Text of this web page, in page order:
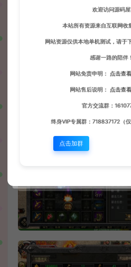
欢迎访问源码屋
本站所有资源来自互联网收
网站资源仅供本地单机测试，请于
感谢一路的陪伴！
网站免责申明： 点击查
网站售后说明： 点击查
官方交流群：
终身VIP专属群：718837172（仅
点击加群